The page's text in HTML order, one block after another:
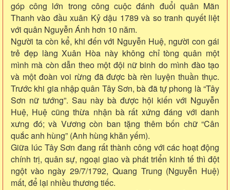
góp công lớn trong công cuộc đánh đuổi quân Mãn
Thanh vào đầu xuân Kỷ dậu 1789 và so tranh quyết liệt
với quân Nguyễn Ánh hơn 10 năm.
Người ta còn kể, khi đến với Nguyễn Huệ, người con gái
trẻ đẹp làng Xuân Hòa này không chỉ tòng quân một
mình mà còn dẫn theo một đội nữ binh do mình đào tạo
và một đoàn voi rừng đã được bà rèn luyện thuần thục.
Trước khi gia nhập quân Tây Sơn, bà đã tự phong là “Tây
Sơn nữ tướng”. Sau này bà được hội kiến với Nguyễn
Huệ, Huệ cũng thừa nhận bà rất xứng đáng với danh
xưng đó; và Vương còn ban tặng thêm bốn chữ “Cân
quắc anh hùng” (Anh hùng khăn yếm).
Giữa lúc Tây Sơn đang rất thành công với các hoạt động
chính trị, quân sự, ngoại giao và phát triển kinh tế thì đột
ngột vào ngày 29/7/1792, Quang Trung (Nguyễn Huệ)
mất, để lại nhiều thương tiếc.